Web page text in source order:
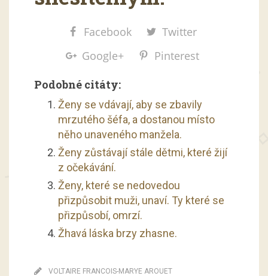
Facebook
Twitter
Google+
Pinterest
Podobné citáty:
Ženy se vdávají, aby se zbavily
mrzutého šéfa, a dostanou místo
něho unaveného manžela.
Ženy zůstávají stále dětmi, které žijí
z očekávání.
Ženy, které se nedovedou
přizpůsobit muži, unaví. Ty které se
přizpůsobí, omrzí.
Žhavá láska brzy zhasne.
VOLTAIRE FRANCOIS-MARYE AROUET